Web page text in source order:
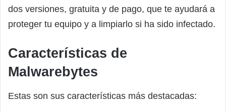
dos versiones, gratuita y de pago, que te ayudará a
proteger tu equipo y a limpiarlo si ha sido infectado.
Características de
Malwarebytes
Estas son sus características más destacadas: